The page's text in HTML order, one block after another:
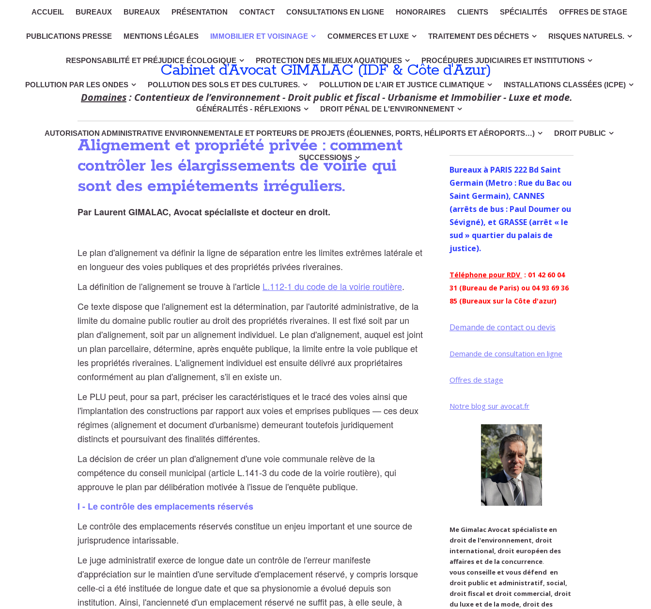
ACCUEIL BUREAUX BUREAUX PRÉSENTATION CONTACT CONSULTATIONS EN LIGNE HONORAIRES CLIENTS SPÉCIALITÉS OFFRES DE STAGE
PUBLICATIONS PRESSE MENTIONS LÉGALES IMMOBILIER ET VOISINAGE COMMERCES ET LUXE TRAITEMENT DES DÉCHETS RISQUES NATURELS.
RESPONSABILITÉ ET PRÉJUDICE ÉCOLOGIQUE PROTECTION DES MILIEUX AQUATIQUES PROCÉDURES JUDICIAIRES ET INSTITUTIONS
POLLUTION PAR LES ONDES POLLUTION DES SOLS ET DES CULTURES. POLLUTION DE L’AIR ET JUSTICE CLIMATIQUE INSTALLATIONS CLASSÉES (ICPE)
GÉNÉRALITÉS - RÉFLEXIONS DROIT PÉNAL DE L'ENVIRONNEMENT
AUTORISATION ADMINISTRATIVE ENVIRONNEMENTALE ET PORTEURS DE PROJETS (ÉOLIENNES, PORTS, HÉLIPORTS ET AÉROPORTS…) DROIT PUBLIC
SUCCESSIONS
Cabinet d’Avocat GIMALAC (IDF & Côte d'Azur)
Domaines: Contentieux de l’environnement - Droit public et fiscal - Urbanisme et Immobilier - Luxe et mode.
Alignement et propriété privée : comment
contrôler les élargissements de voirie qui
sont des empiétements irréguliers.
Par Laurent GIMALAC, Avocat spécialiste et docteur en droit.
Le plan d'alignement va définir la ligne de séparation entre les limites extrêmes latérale et
en longueur des voies publiques et des propriétés privées riveraines.
La définition de l'alignement se trouve à l'article L.112-1 du code de la voirie routière.
Ce texte dispose que l'alignement est la détermination, par l'autorité administrative, de la
limite du domaine public routier au droit des propriétés riveraines. Il est fixé soit par un
plan d'alignement, soit par un alignement individuel. Le plan d'alignement, auquel est joint
un plan parcellaire, détermine, après enquête publique, la limite entre la voie publique et
les propriétés riveraines. L'alignement individuel est ensuite délivré aux propriétaires
conformément au plan d'alignement, s'il en existe un.
Le PLU peut, pour sa part, préciser les caractéristiques et le tracé des voies ainsi que
l'implantation des constructions par rapport aux voies et emprises publiques — ces deux
régimes (alignement et document d'urbanisme) demeurant toutefois juridiquement
distincts et poursuivant des finalités différentes.
La décision de créer un plan d'alignement d'une voie communale relève de la
compétence du conseil municipal (article L.141-3 du code de la voirie routière), qui
approuve le plan par délibération motivée à l'issue de l'enquête publique.
I - Le contrôle des emplacements réservés
Le contrôle des emplacements réservés constitue un enjeu important et une source de
jurisprudence intarissable.
Le juge administratif exerce de longue date un contrôle de l'erreur manifeste
d'appréciation sur le maintien d'une servitude d'emplacement réservé, y compris lorsque
celle-ci a été instituée de longue date et que sa physionomie a évolué depuis son
institution. Ainsi, l'ancienneté d'un emplacement réservé ne suffit pas, à elle seule, à
Bureaux à PARIS 222 Bd Saint
Germain (Metro : Rue du Bac ou
Saint Germain), CANNES
(arrêts de bus : Paul Doumer ou
Sévigné), et GRASSE (arrêt « le
sud » quartier du palais de
justice).
Téléphone pour RDV : 01 42 60 04
31 (Bureau de Paris) ou 04 93 69 36
85 (Bureaux sur la Côte d'azur)
Demande de contact ou devis
Demande de consultation en ligne
Offres de stage
Notre blog sur avocat.fr
Me Gimalac Avocat spécialiste en
droit de l'environnement, droit
international, droit européen des
affaires et de la concurrence.
vous conseille et vous défend en
droit public et administratif, social,
droit fiscal et droit commercial, droit
du luxe et de la mode, droit des